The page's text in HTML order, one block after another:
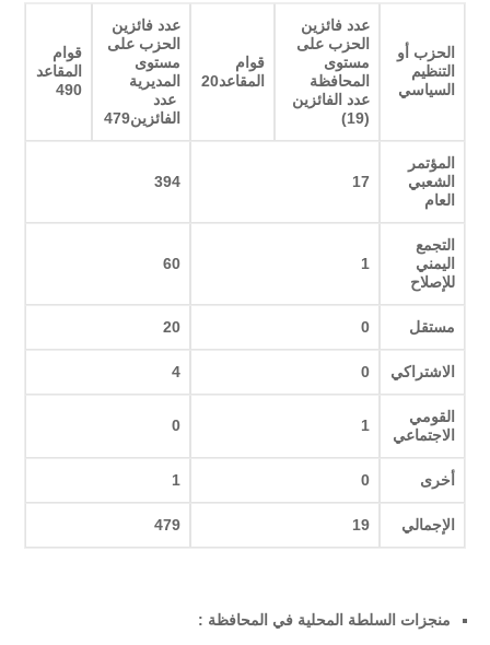
الحزب أو
التنظيم
السياسي
عدد فائزين
الحزب على
مستوى
المحافظة
عدد الفائزين
(19)
قوام
المقاعد20
عدد فائزين
الحزب على
مستوى
المديرية
عدد
الفائزين479
قوام
المقاعد
490
المؤتمر
الشعبي
العام
17
394
التجمع
اليمني
للإصلاح
1
60
مستقل 0
20
الاشتراكي 0
4
القومي
الاجتماعي
1
0
أخرى 0
1
الإجمالي 19
479
منجزات السلطة المحلية في المحافظة :